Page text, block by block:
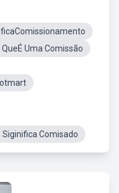
QueÉ Uma Comissão
Siginifica Comisado